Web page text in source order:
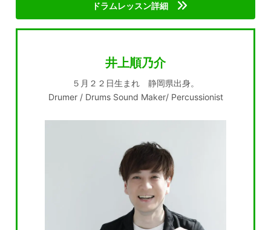
ドラムレッスン詳細
井上順乃介
５月２２日生まれ 静岡県出身。
Drumer / Drums Sound Maker/ Percussionist